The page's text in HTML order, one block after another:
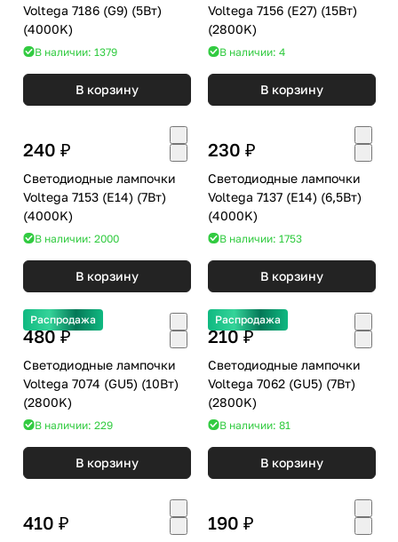
Voltega 7186 (G9) (5Вт)
(4000K)
В наличии: 1379
В корзину
Voltega 7156 (E27) (15Вт)
(2800K)
В наличии: 4
В корзину
240 ₽
Светодиодные лампочки
Voltega 7153 (E14) (7Вт)
(4000K)
В наличии: 2000
В корзину
230 ₽
Светодиодные лампочки
Voltega 7137 (E14) (6,5Вт)
(4000K)
В наличии: 1753
В корзину
Распродажа
480 ₽
Светодиодные лампочки
Voltega 7074 (GU5) (10Вт)
(2800K)
В наличии: 229
В корзину
Распродажа
210 ₽
Светодиодные лампочки
Voltega 7062 (GU5) (7Вт)
(2800K)
В наличии: 81
В корзину
410 ₽ 190 ₽